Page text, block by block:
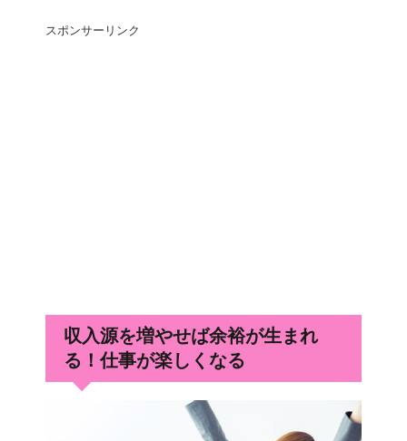
スポンサーリンク
収入源を増やせば余裕が生まれ
る！仕事が楽しくなる